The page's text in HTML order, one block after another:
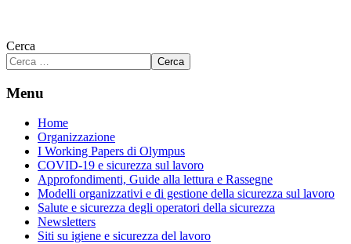
Cerca
Cerca
Menu
Home
Organizzazione
I Working Papers di Olympus
COVID-19 e sicurezza sul lavoro
Approfondimenti, Guide alla lettura e Rassegne
Modelli organizzativi e di gestione della sicurezza sul lavoro
Salute e sicurezza degli operatori della sicurezza
Newsletters
Siti su igiene e sicurezza del lavoro